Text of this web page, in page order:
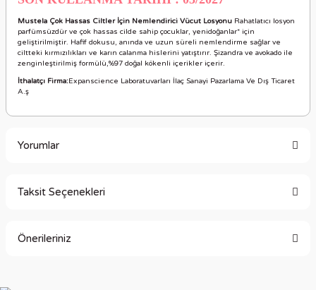
Mustela Çok Hassas Ciltler İçin Nemlendirici Vücut Losyonu Rahatlatıcı losyon
parfümsüzdür ve çok hassas cilde sahip çocuklar, yenidoğanlar* için
geliştirilmiştir. Hafif dokusu, anında ve uzun süreli nemlendirme sağlar ve
ciltteki kırmızılıkları ve karın calanma hislerini yatıştırır. Şizandra ve avokado ile
zenginleştirilmiş formülü,%97 doğal kökenli içerikler içerir.
İthalatçı Firma:Expanscience Laboratuvarları İlaç Sanayi Pazarlama Ve Dış Ticaret
A.ş
Yorumlar
Taksit Seçenekleri
Önerileriniz